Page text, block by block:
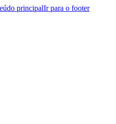
principalIr para o footer